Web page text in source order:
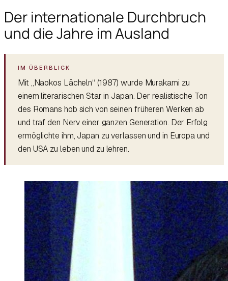
Der internationale Durchbruch
und die Jahre im Ausland
Mit „Naokos Lächeln“ (1987) wurde Murakami zu
einem literarischen Star in Japan. Der realistische Ton
des Romans hob sich von seinen früheren Werken ab
und traf den Nerv einer ganzen Generation. Der Erfolg
ermöglichte ihm, Japan zu verlassen und in Europa und
den USA zu leben und zu lehren.